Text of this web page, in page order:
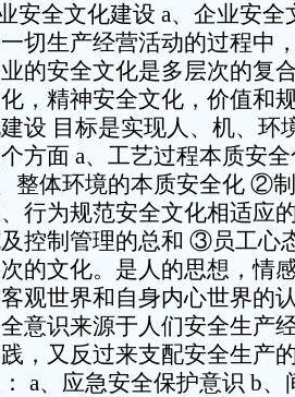
安全文化建设 a、企业安
切生产经营活动的过程中
的安全文化是多层次的复
，精神安全文化，价值和
设 目标是实现人、机、环
方面 a、工艺过程本质安
整体环境的本质安全化 ②
行为规范安全文化相适应
控制管理的总和 ③员工心
的文化。是人的思想，情
观世界和自身内心世界的
意识来源于人们安全生产
，又反过来支配安全生产
a、应急安全保护意识 b